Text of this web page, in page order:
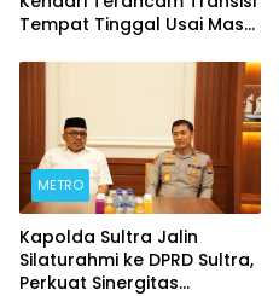
Tempat Tinggal Usai Masa
METRO
Kapolda Sultra Jalin
Silaturahmi ke DPRD Sultra,
Perkuat Sinergitas